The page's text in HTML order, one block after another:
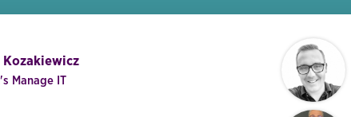
Kozakiewicz
Manage IT